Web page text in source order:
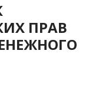
подпись
ПРАВ